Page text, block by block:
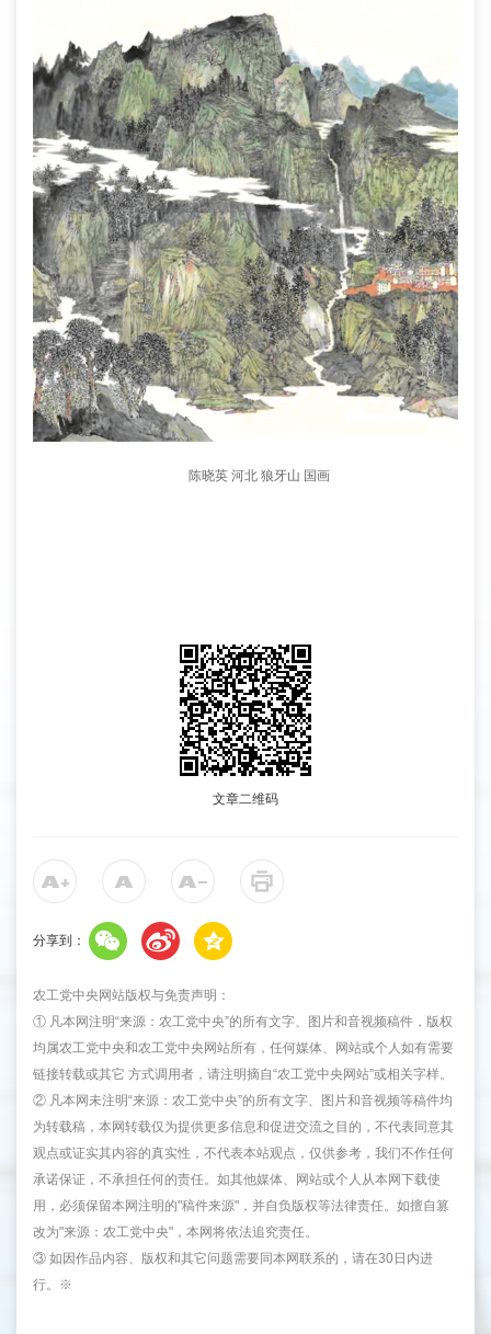
陈晓英 河北 狼牙山 国画
文章二维码
分享到：
农工党中央网站版权与免责声明：
① 凡本网注明“来源：农工党中央”的所有文字、图片和音视频稿件，版权
均属农工党中央和农工党中央网站所有，任何媒体、网站或个人如有需要
链接转载或其它 方式调用者，请注明摘自“农工党中央网站”或相关字样。
② 凡本网未注明“来源：农工党中央”的所有文字、图片和音视频等稿件均
为转载稿，本网转载仅为提供更多信息和促进交流之目的，不代表同意其
观点或证实其内容的真实性，不代表本站观点，仅供参考，我们不作任何
承诺保证，不承担任何的责任。如其他媒体、网站或个人从本网下载使
用，必须保留本网注明的"稿件来源"，并自负版权等法律责任。如擅自篡
改为"来源：农工党中央"，本网将依法追究责任。
③ 如因作品内容、版权和其它问题需要同本网联系的，请在30日内进
行。※